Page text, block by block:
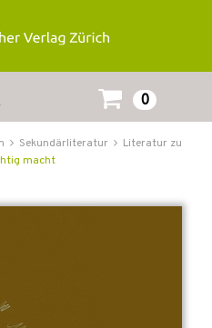
0
Sekundärliteratur
Literatur zu
macht